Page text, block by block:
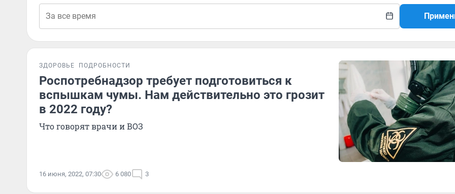
ЗДОРОВЬЕ ПОДРОБНОСТИ
Роспотребнадзор требует подготовиться к
вспышкам чумы. Нам действительно это грозит
в 2022 году?
Что говорят врачи и ВОЗ
16 июня, 2022, 07:30 6 080 3